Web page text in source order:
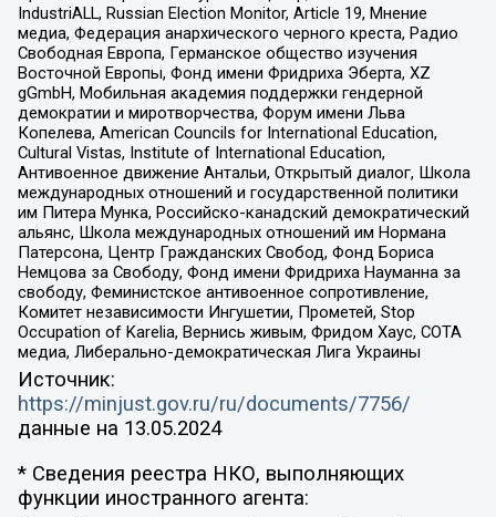
IndustriALL, Russian Election Monitor, Article 19, Мнение
медиа, Федерация анархического черного креста, Радио
Свободная Европа, Германское общество изучения
Восточной Европы, Фонд имени Фридриха Эберта, XZ
gGmbH, Мобильная академия поддержки гендерной
демократии и миротворчества, Форум имени Льва
Копелева, American Councils for International Education,
Cultural Vistas, Institute of International Education,
Антивоенное движение Антальи, Открытый диалог, Школа
международных отношений и государственной политики
им Питера Мунка, Российско-канадский демократический
альянс, Школа международных отношений им Нормана
Патерсона, Центр Гражданских Свобод, Фонд Бориса
Немцова за Свободу, Фонд имени Фридриха Науманна за
свободу, Феминистское антивоенное сопротивление,
Комитет независимости Ингушетии, Прометей, Stop
Occupation of Karelia, Вернись живым, Фридом Хаус, СОТА
медиа, Либерально-демократическая Лига Украины
Источник:
https://minjust.gov.ru/ru/documents/7756/
данные на 13.05.2024
* Сведения реестра НКО, выполняющих
функции иностранного агента: